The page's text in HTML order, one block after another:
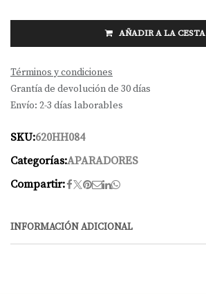
AÑADIR A LA CESTA
Términos y condiciones
Grantía de devolución de 30 días
Envío: 2-3 días laborables
SKU:620HH084
Categorías:APARADORES
Compartir:
INFORMACIÓN ADICIONAL